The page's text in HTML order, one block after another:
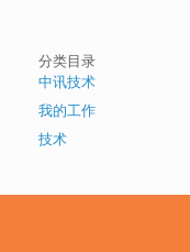
分类目录
中讯技术
我的工作
技术